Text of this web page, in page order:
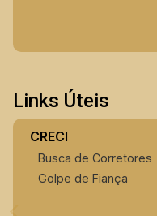
Links Úteis
CRECI
Busca de Corretores
Golpe de Fiança